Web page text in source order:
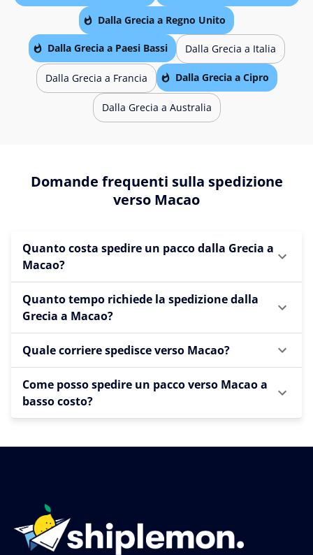
Dalla Grecia a Regno Unito
Dalla Grecia a Paesi Bassi Dalla Grecia a Italia
Dalla Grecia a Francia Dalla Grecia a Cipro
Dalla Grecia a Australia
Domande frequenti sulla spedizione
verso Macao
Quanto costa spedire un pacco dalla Grecia a
Macao?
Quanto tempo richiede la spedizione dalla
Grecia a Macao?
Quale corriere spedisce verso Macao?
Come posso spedire un pacco verso Macao a
basso costo?